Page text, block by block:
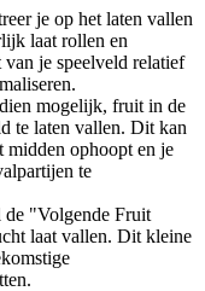
je op het laten vallen
laat rollen en
van je speelveld relatief
mogelijk, fruit in de
te laten vallen. Dit kan
ophoopt en je
te
"Volgende Fruit
laat vallen. Dit kleine